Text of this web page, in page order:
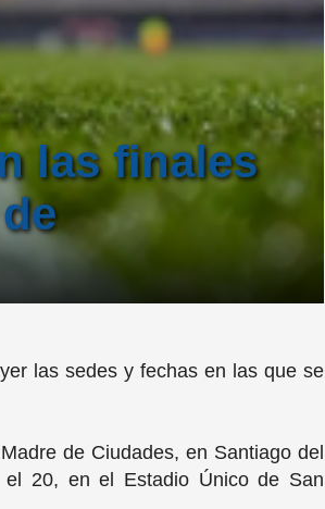
las finales
las sedes y fechas en las que se
de Ciudades, en Santiago del
el 20, en el Estadio Único de San